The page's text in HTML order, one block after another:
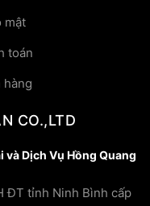
mật
toán
hàng
CO.,LTD
và Dịch Vụ Hồng Quang
ĐT tỉnh Ninh Bình cấp